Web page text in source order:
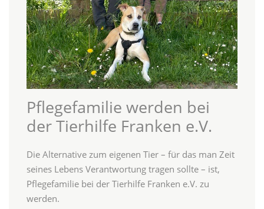
Pflegefamilie werden bei
der Tierhilfe Franken e.V.
Die Alternative zum eigenen Tier – für das man Zeit
seines Lebens Verantwortung tragen sollte – ist,
Pflegefamilie bei der Tierhilfe Franken e.V. zu
werden.